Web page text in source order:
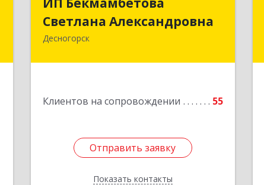
Светлана Александровна
Десногорск
Клиентов на сопровождении 55
Отправить заявку
Показать контакты
Светлана Александровна
216400, Смоленская обл, Десногорск г,
Отправить заявку
Назад